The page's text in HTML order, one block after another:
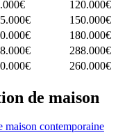
120.000€
150.000€
180.000€
288.000€
260.000€
de maison
maison contemporaine